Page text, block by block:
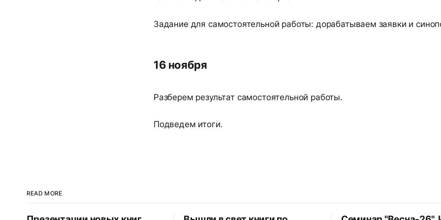
Задание для самостоятельной работы: дорабатываем заявки и
16 ноября
Разберем результат самостоятельной работы.
Подведем итоги.
READ MORE